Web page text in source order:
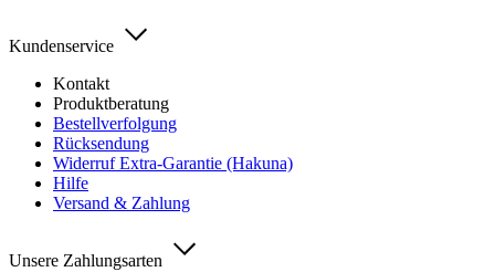
Kundenservice
Kontakt
Produktberatung
Bestellverfolgung
Rücksendung
Widerruf Extra-Garantie (Hakuna)
Hilfe
Versand & Zahlung
Unsere Zahlungsarten